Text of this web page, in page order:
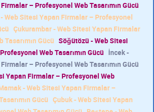
– Profesyonel Web Tasarımın Gücü
Web Sitesi Yapan Firmalar – Profesyonel
Çukurambar - Web Sitesi Yapan Firmalar
Gücü Söğütözü - Web Sitesi
Web Tasarımın Gücü İncek -
– Profesyonel Web Tasarımın Gücü
Yapan Firmalar – Profesyonel Web
- Web Sitesi Yapan Firmalar –
Gücü Çubuk - Web Sitesi Yapan